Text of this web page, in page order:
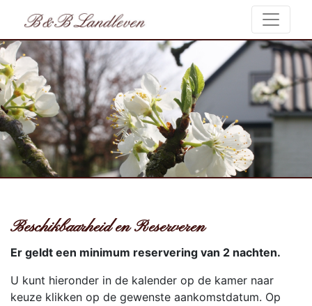
Beschikbaarheid en Reserveren
Er geldt een minimum reservering van 2 nachten.
U kunt hieronder in de kalender op de kamer naar
keuze klikken op de gewenste aankomstdatum. Op